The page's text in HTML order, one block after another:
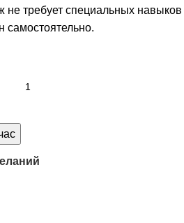
не требует специальных навыков
самостоятельно.